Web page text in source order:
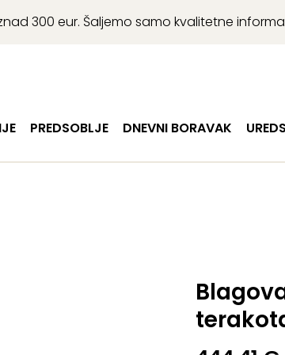
300 eur. Šaljemo samo kvalitetne
PREDSOBLJE DNEVNI BORAVAK